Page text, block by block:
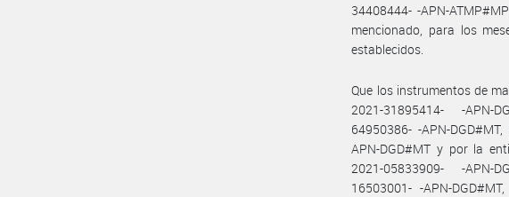
34408444- -APN-
mencionado, para los
establecidos.
Que los instrumentos de
2021-31895414- -APN-
64950386- -APN-
APN-DGD#MT y por la
2021-05833909- -APN-
16503001- -APN-